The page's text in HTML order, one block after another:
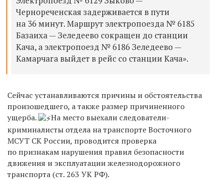
Чернореченская задерживается в пути
на 36 минут. Маршрут электропоезда № 6185
Базаиха — Зеледеево сокращен до станции
Кача, а электропоезд № 6186 Зеледеево —
Камарчага выйдет в рейс со станции Кача».
Сейчас устанавливаются причины и обстоятельства
произошедшего, а также размер причиненного
ущерба.
На место выехали следователи-
криминалисты отдела на транспорте Восточного
МСУТ СК России, проводится проверка
по признакам нарушения правил безопасности
движения и эксплуатации железнодорожного
транспорта (ст. 263 УК РФ).